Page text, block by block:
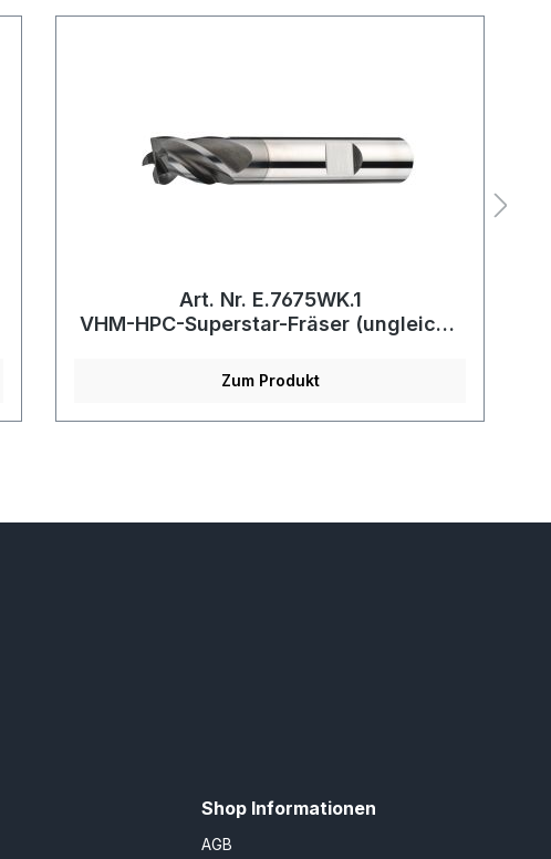
Art. Nr. E.7675WK.1
VHM-HPC-Superstar-Fräser (ungleiche
Zum Produkt
Shop Informationen
AGB